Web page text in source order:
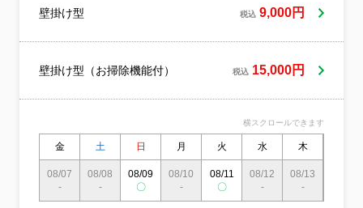
追加などの営業行為は一切行いません ◎原
則として女性スタッフが同行しますので、
が全額負担いたします ◎作業の開始前と完
を行います ◎小さなお子様は自身の孫のよ
ワンちゃんやネコちゃんなど、ペットのい
るご家庭も大歓迎です
壁掛け型 税込 9,000円
壁掛け型（お掃除機能付） 税込 15,000円
横スクロールできます
金 土 日 月 火 水 木
08/07
-
08/08
-
08/09
〇
08/10
-
08/11
〇
08/12
-
08/13
-